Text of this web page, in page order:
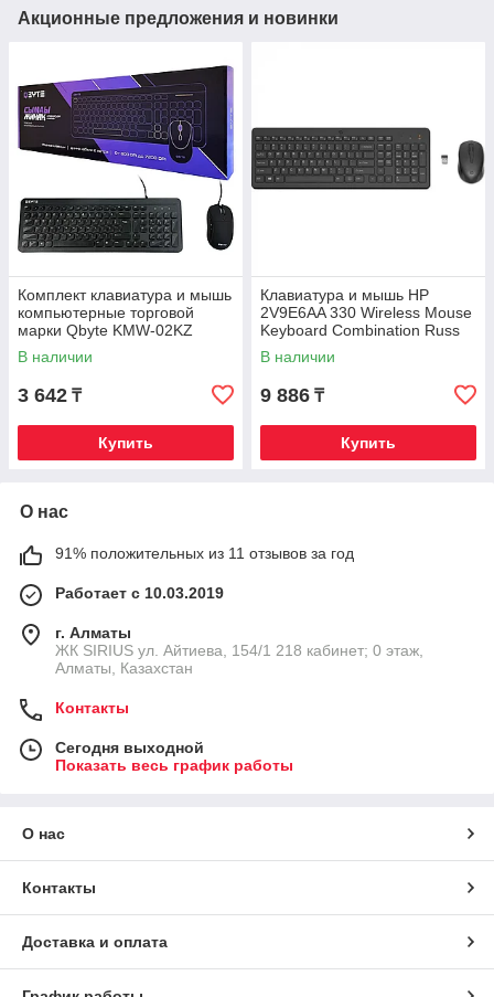
Акционные предложения и новинки
Комплект клавиатура и мышь
компьютерные торговой
марки Qbyte KMW-02KZ
USB2.0\RU\EN\KZ
В наличии
3 642 ₸
Купить
Клавиатура и мышь HP
2V9E6AA 330 Wireless Mouse
Keyboard Combination Russ
В наличии
9 886 ₸
Купить
О нас
91% положительных из 11 отзывов за год
Работает с 10.03.2019
г. Алматы
​ЖК SIRIUS​ ул. Айтиева, 154/1​ 218 кабинет; 0 этаж,
Алматы, Казахстан
Контакты
Сегодня выходной
Показать весь график работы
О нас
Контакты
Доставка и оплата